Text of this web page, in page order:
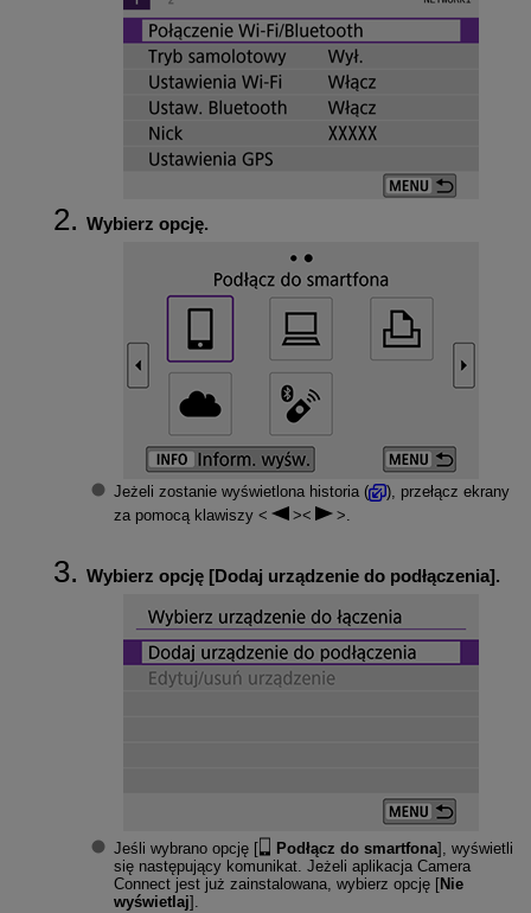
Wybierz opcję.
Jeżeli zostanie wyświetlona historia (
), przełącz ekrany
za pomocą klawiszy
.
Wybierz opcję [Dodaj urządzenie do podłączenia].
Jeśli wybrano opcję [ Podłącz do smartfona], wyświetli
się następujący komunikat. Jeżeli aplikacja Camera
Connect jest już zainstalowana, wybierz opcję [Nie
wyświetlaj].